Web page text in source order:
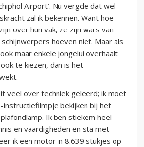
Airport’. Nu vergde dat wel
zal ik bekennen. Want hoe
over hun vak, ze zijn wars van
hoeven niet. Maar als
maar enkele jongelui overhaalt
te kiezen, dan is het
veel over techniek geleerd; ik moet
instructiefilmpje bekijken bij het
Ik ben stiekem heel
en vaardigheden en sta met
ik een motor in 8.639 stukjes op